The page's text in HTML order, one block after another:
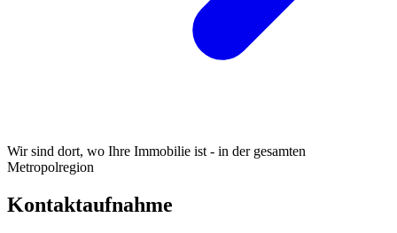
Wir sind dort, wo Ihre Immobilie ist - in der gesamten
Metropolregion
Kontaktaufnahme